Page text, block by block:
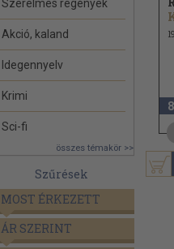
Szerelmes regények
Akció, kaland
Idegennyelv
Krimi
Sci-fi
összes témakör >>
Szűrések
MOST ÉRKEZETT
ÁR SZERINT